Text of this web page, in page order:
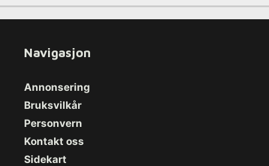
Navigasjon
Annonsering
Bruksvilkår
Personvern
Kontakt oss
Sidekart